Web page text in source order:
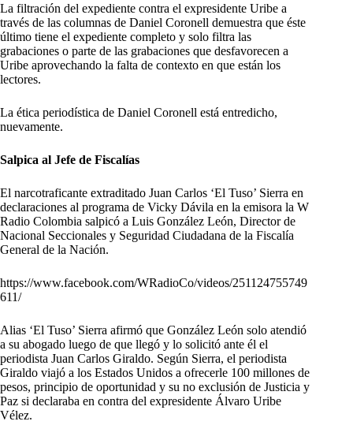
La filtración del expediente contra el expresidente Uribe a
través de las columnas de Daniel Coronell demuestra que éste
último tiene el expediente completo y solo filtra las
grabaciones o parte de las grabaciones que desfavorecen a
Uribe aprovechando la falta de contexto en que están los
lectores.
La ética periodística de Daniel Coronell está entredicho,
nuevamente.
Salpica al Jefe de Fiscalías
El narcotraficante extraditado Juan Carlos ‘El Tuso’ Sierra en
declaraciones al programa de Vicky Dávila en la emisora la W
Radio Colombia salpicó a Luis González León, Director de
Nacional Seccionales y Seguridad Ciudadana de la Fiscalía
General de la Nación.
https://www.facebook.com/WRadioCo/videos/251124755749
611/
Alias ‘El Tuso’ Sierra afirmó que González León solo atendió
a su abogado luego de que llegó y lo solicitó ante él el
periodista Juan Carlos Giraldo. Según Sierra, el periodista
Giraldo viajó a los Estados Unidos a ofrecerle 100 millones de
pesos, principio de oportunidad y su no exclusión de Justicia y
Paz si declaraba en contra del expresidente Álvaro Uribe
Vélez.